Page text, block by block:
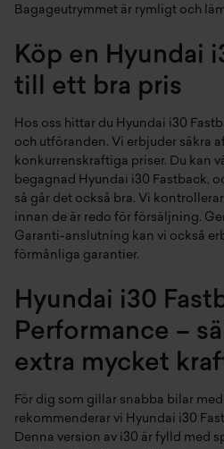
Bagageutrymmet är rymligt och
Köp en Hyundai
till ett bra pris
Hos oss hittar du Hyundai i30
och utföranden. Vi erbjuder säkra
konkurrenskraftiga priser. Du kan
begagnad Hyundai i30 Fastback,
så går det också bra. Vi
innan de är redo för försäljning.
Garanti-anslutning kan vi också
förmånliga garantier.
Hyundai i30
Performance –
extra mycket
För dig som gillar snabba bilar
rekommenderar vi Hyundai i30
Denna version av i30 är fylld med